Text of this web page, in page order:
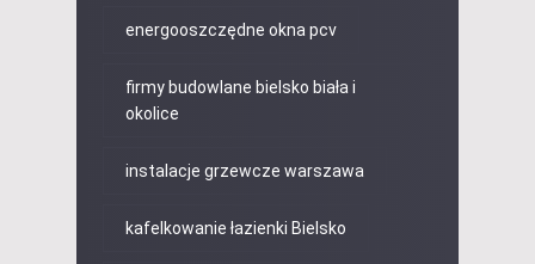
energooszczędne okna pcv
firmy budowlane bielsko biała i
okolice
instalacje grzewcze warszawa
kafelkowanie łazienki Bielsko